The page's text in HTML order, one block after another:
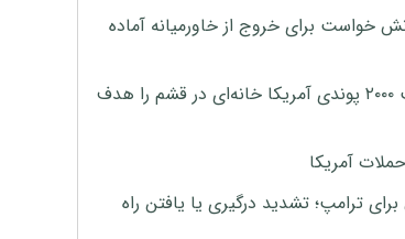
خواست برای خروج از خاورمیانه آماده
نیویورک‌تایمز: بمب ۲۰۰۰ پوندی آمریکا خانه‌ای در قشم را هدف
آمریکا
ترامپ؛ تشدید درگیری یا یافتن راه